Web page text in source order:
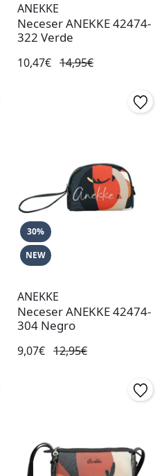
ANEKKE
Neceser ANEKKE 42474-
322 Verde
10,47€ 14,95€
30%
NEW
ANEKKE
Neceser ANEKKE 42474-
304 Negro
9,07€ 12,95€